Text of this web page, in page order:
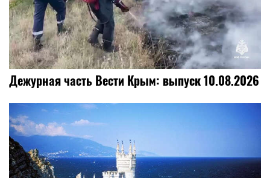
Дежурная часть Вести Крым: выпуск 10.08.2026